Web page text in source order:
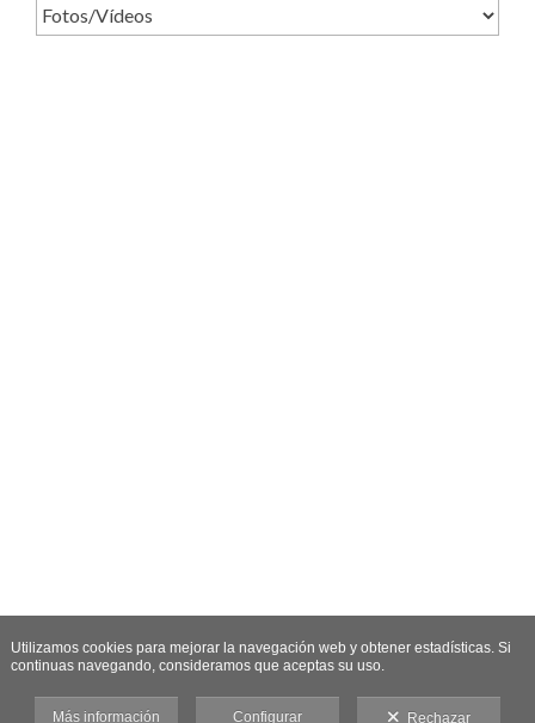
Utilizamos cookies para mejorar la navegación web y obtener estadísticas. Si
continuas navegando, consideramos que aceptas su uso.
Más información Configurar Rechazar